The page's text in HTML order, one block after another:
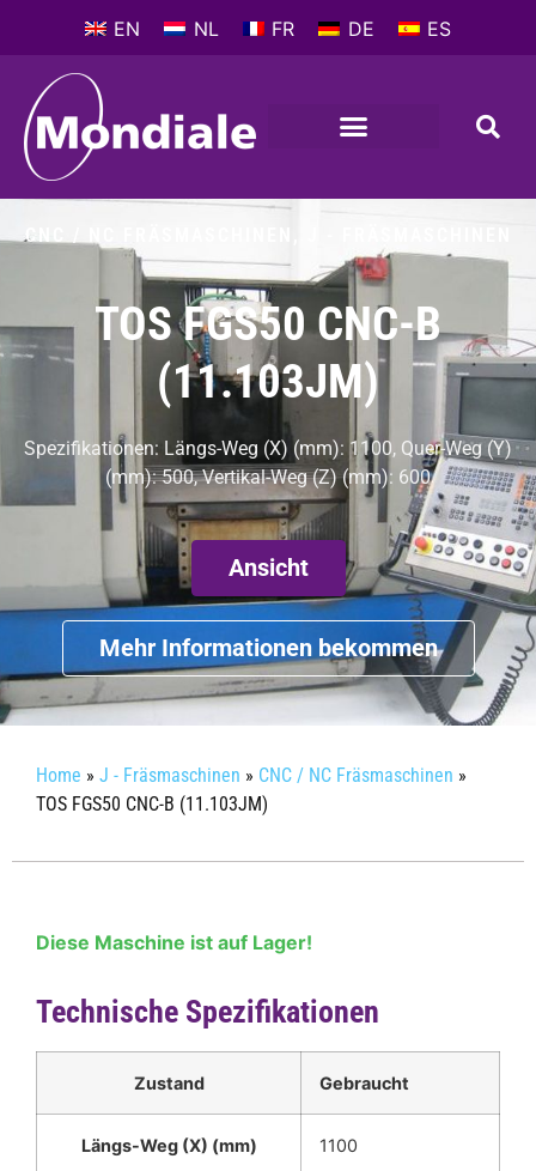
EN NL FR DE ES
CNC / NC FRÄSMASCHINEN
TOS FGS50 CNC-B
(11.103JM)
Spezifikationen: Längs-Weg (X) (mm): 1100, Quer-Weg (Y)
(mm): 500, Vertikal-Weg (Z) (mm): 600
Ansicht
Mehr Informationen bekommen
Home » J - Fräsmaschinen » CNC / NC Fräsmaschinen »
TOS FGS50 CNC-B (11.103JM)
Diese Maschine ist auf Lager!
Technische Spezifikationen
Zustand Gebraucht
Längs-Weg (X) (mm) 1100